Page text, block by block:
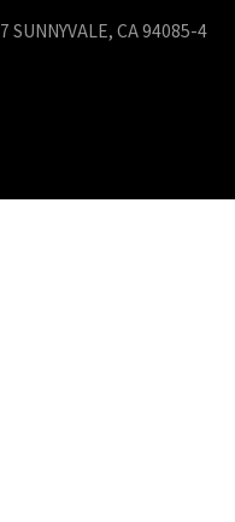
SUNNYVALE, CA 94085-4